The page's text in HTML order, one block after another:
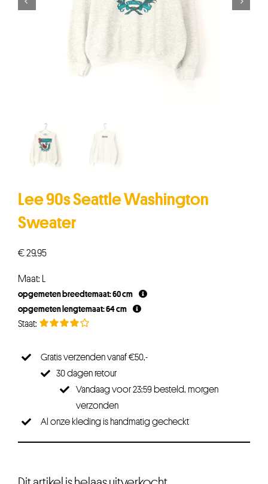
Lee 90s Seattle Washington
Sweater
€29,95
Maat: L
opgemeten breedtemaat: 60 cm
opgemeten lengtemaat: 64 cm
Gratis verzenden vanaf €50,-
30 dagen retour
Vandaag voor 23:59 besteld, morgen
verzonden
Al onze kleding is handmatig gecheckt